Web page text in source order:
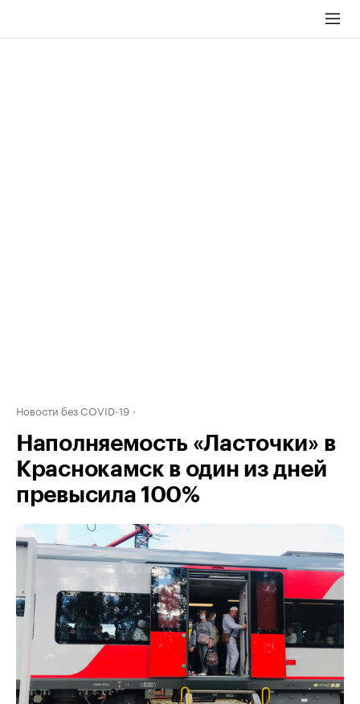
Новости без COVID-19
Наполняемость «Ласточки» в
Краснокамск в один из дней
превысила 100%